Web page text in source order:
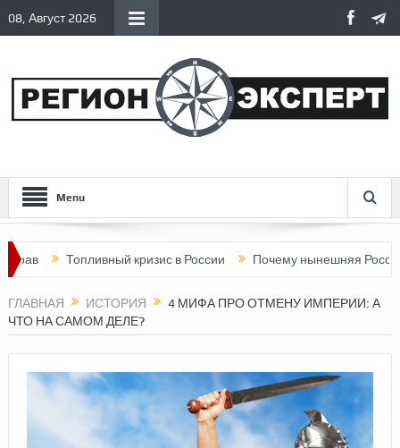
08, Август 2026
Menu
Топливный кризис в России Почему нынешняя Россия стала
ГЛАВНАЯ ИСТОРИЯ
4 МИФА ПРО ОТМЕНУ ИМПЕРИИ: А
ЧТО НА САМОМ ДЕЛЕ?